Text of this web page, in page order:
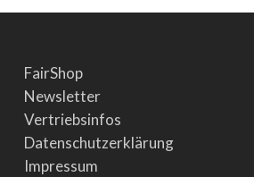
FairShop
Newsletter
Vertriebsinfos
Datenschutzerklärung
Impressum